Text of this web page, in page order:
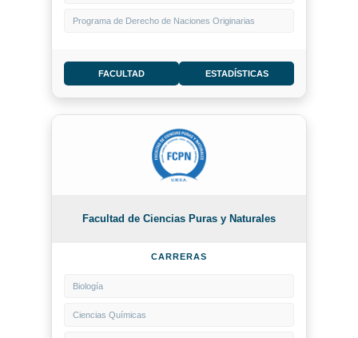
Programa de Derecho de Naciones Originarias
FACULTAD ESTADÍSTICAS
Facultad de Ciencias Puras y Naturales
CARRERAS
Biología
Ciencias Químicas